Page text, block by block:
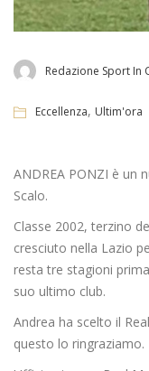
Redazione Sport In
Eccellenza, Ultim'ora
ANDREA PONZI è un
Scalo.
Classe 2002, terzino
cresciuto nella Lazio
resta tre stagioni
suo ultimo club.
Andrea ha scelto il
questo lo ringraziamo.